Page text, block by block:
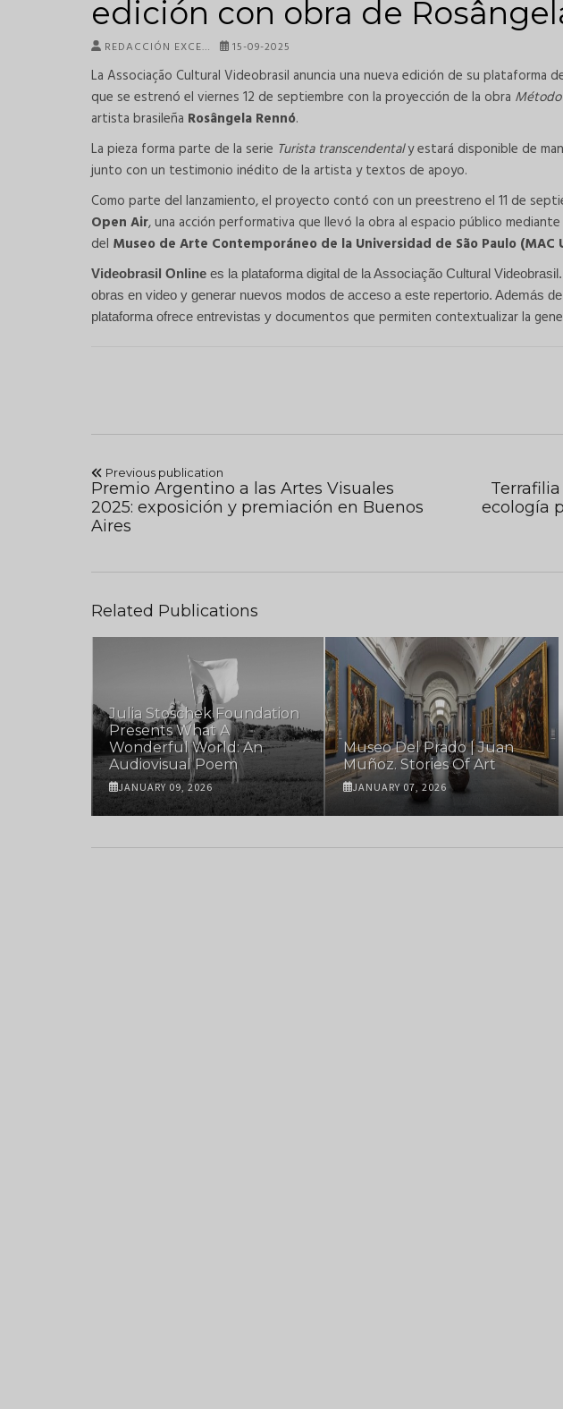
edición con obra de
REDACCIÓN EXCE… 15-09-2025
La Associação Cultural Videobrasil anuncia una nueva edición de su plataforma
que se estrenó el viernes 12 de septiembre con la proyección de la obra
artista brasileña Rosângela Rennó.
La pieza forma parte de la serie Turista transcendentaly estará disponible de
junto con un testimonio inédito de la artista y textos de apoyo.
Como parte del lanzamiento, el proyecto contó con un preestreno el 11 de
Open Air, una acción performativa que llevó la obra al espacio público
del Museo de Arte Contemporáneo de la Universidad de São Paulo (MAC
Videobrasil Online es la plataforma digital de la Associação Cultural
obras en video y generar nuevos modos de acceso a este repertorio. Además
plataforma ofrece entrevistas y documentos que permiten contextualizar la
Previous publication
Premio Argentino a las Artes Visuales
2025: exposición y premiación en Buenos
Aires
ecología
Related Publications
Julia Stoschek Foundation
Presents What A
Wonderful World: An
Audiovisual Poem
JANUARY 09, 2026
Museo Del Prado | Juan
Muñoz. Stories Of Art
JANUARY 07, 2026